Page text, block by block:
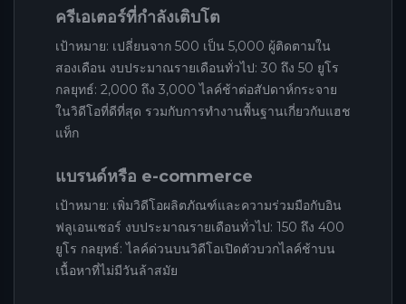
ครีเอเตอร์ที่กำลังเติบโต
เป้าหมาย: เปลี่ยนจาก 500 เป็น 5,000 ผู้ติดตามใน
สองเดือน งบประมาณรายเดือนทั่วไป: 30 ถึง 50 ยูโร
กลยุทธ์: 2,000 ถึง 3,000 ไลค์ช้าต่อสัปดาห์กระจาย
ในวิดีโอที่ดีที่สุด รวมกับการทำงานพื้นฐานเกี่ยวกับแฮช
แท็ก
แบรนด์หรือ e-commerce
เป้าหมาย: เพิ่มวิดีโอผลิตภัณฑ์และความร่วมมือกับอิน
ฟลูเอนเซอร์ งบประมาณรายเดือนทั่วไป: 150 ถึง 400
ยูโร กลยุทธ์: ไลค์ด่วนบนวิดีโอเปิดตัวบวกไลค์ช้าบน
เนื้อหาที่ไม่มีวันล้าสมัย